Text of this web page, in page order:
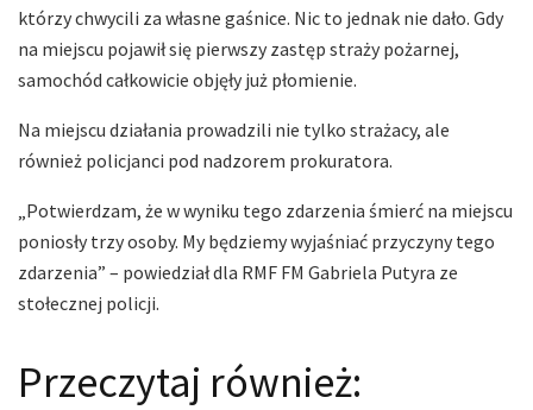
którzy chwycili za własne gaśnice. Nic to jednak nie dało. Gdy
na miejscu pojawił się pierwszy zastęp straży pożarnej,
samochód całkowicie objęły już płomienie.
Na miejscu działania prowadzili nie tylko strażacy, ale
również policjanci pod nadzorem prokuratora.
„Potwierdzam, że w wyniku tego zdarzenia śmierć na miejscu
poniosły trzy osoby. My będziemy wyjaśniać przyczyny tego
zdarzenia” – powiedział dla RMF FM Gabriela Putyra ze
stołecznej policji.
Przeczytaj również: